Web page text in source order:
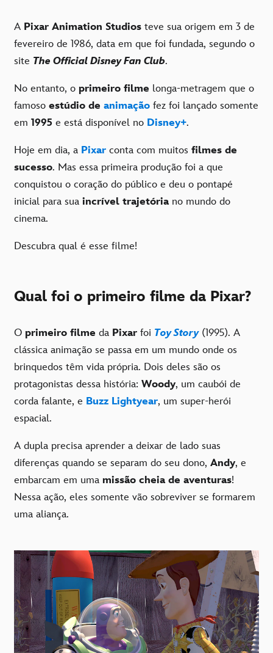
A Pixar Animation Studios teve sua origem em 3 de
fevereiro de 1986, data em que foi fundada, segundo o
site The Official Disney Fan Club.
No entanto, o primeiro filme longa-metragem que o
famoso estúdio de animação fez foi lançado somente
em 1995 e está disponível no Disney+.
Hoje em dia, a Pixar conta com muitos filmes de
sucesso. Mas essa primeira produção foi a que
conquistou o coração do público e deu o pontapé
inicial para sua incrível trajetória no mundo do
cinema.
Descubra qual é esse filme!
Qual foi o primeiro filme da Pixar?
O primeiro filme da Pixar foi Toy Story(1995). A
clássica animação se passa em um mundo onde os
brinquedos têm vida própria. Dois deles são os
protagonistas dessa história: Woody, um caubói de
corda falante, e Buzz Lightyear, um super-herói
espacial.
A dupla precisa aprender a deixar de lado suas
diferenças quando se separam do seu dono, Andy, e
embarcam em uma missão cheia de aventuras!
Nessa ação, eles somente vão sobreviver se formarem
uma aliança.